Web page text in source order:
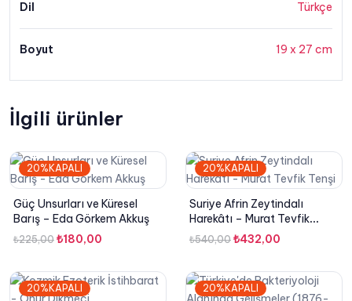
Dil Türkçe
Boyut 19 x 27 cm
İlgili ürünler
20%KAPALI
Güç Unsurları ve Küresel
Barış – Eda Görkem Akkuş
₺225,00 Orijinal
₺225,00.
₺180,00
fiyat:
20%KAPALI
Suriye Afrin Zeytindalı
Harekâtı – Murat Tevfik
Tenşi
₺540,00 Orijinal
₺540,00.
₺432,00
fiyat:
₺432,00.
20%KAPALI 20%KAPALI